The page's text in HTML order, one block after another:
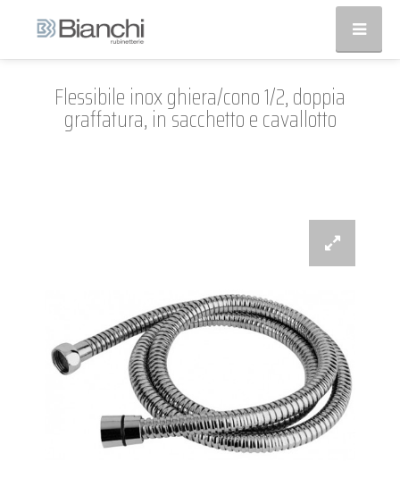
Flessibile inox ghiera/cono 1/2, doppia
graffatura, in sacchetto e cavallotto